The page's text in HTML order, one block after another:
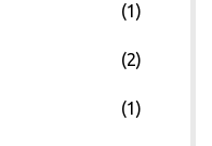
(1)
(2)
(1)